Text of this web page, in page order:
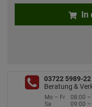
In
03722 5989-22
Beratung &
Mo – Fr
08:00 –
Sa
09:00 –